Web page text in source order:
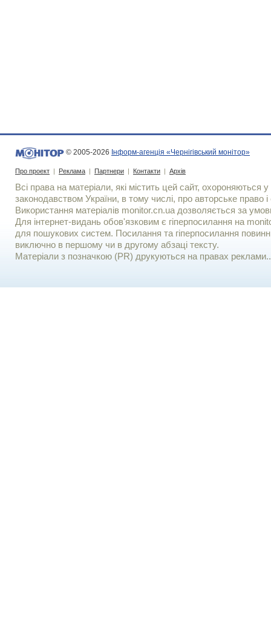
© 2005-2026 Інформ-агенція «Чернігівський монітор»
Про проект | Реклама | Партнери | Контакти | Архів
Всі права на матеріали, які містить цей сайт, охороняються у
законодавством України, в тому числі, про авторське право і
Використання матерiалiв monitor.cn.ua дозволяється за
Для iнтернет-видань обов'язковим є гiперпосилання на
для пошукових систем. Посилання та гіперпосилання
виключно в першому чи в другому абзаці тексту.
Матеріали з позначкою (PR) друкуються на правах реклами..